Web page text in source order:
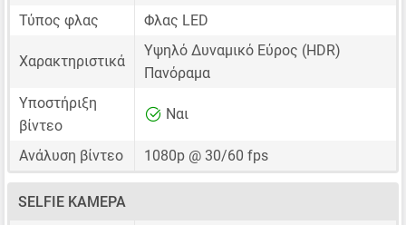
Τύπος φλας Φλας LED
Χαρακτηριστικά
Υψηλό Δυναμικό Εύρος (HDR)
Πανόραμα
Υποστήριξη
βίντεο
Ναι
Ανάλυση βίντεο 1080p @ 30/60 fps
SELFIE ΚΆΜΕΡΑ